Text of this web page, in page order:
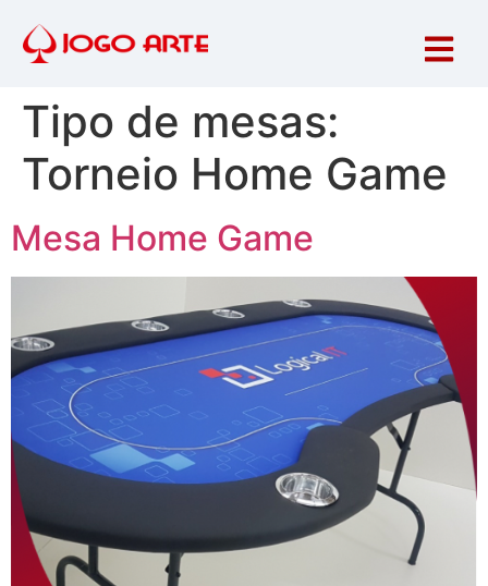
Tipo de mesas:
Torneio Home Game
Mesa Home Game